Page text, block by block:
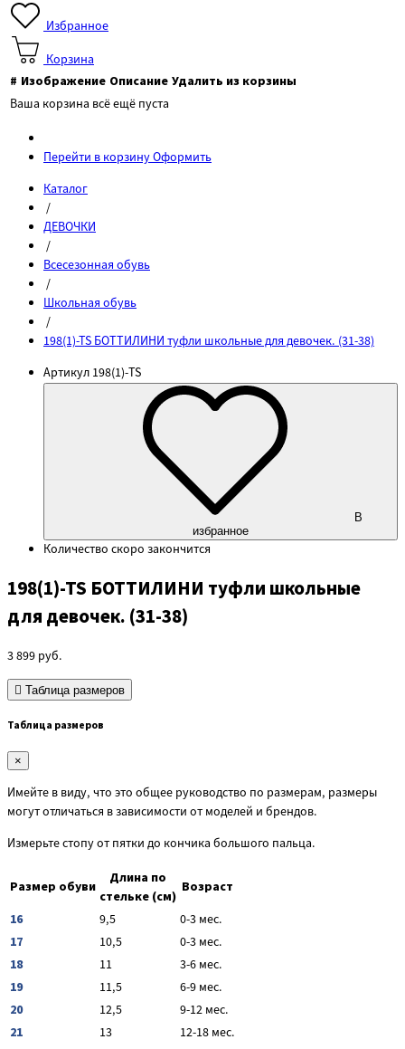
Избранное
Корзина
# Изображение Описание Удалить из корзины
Ваша корзина всё ещё пуста
Перейти в корзинуОформить
Каталог
/
ДЕВОЧКИ
/
Всесезонная обувь
/
Школьная обувь
/
198(1)-TS БОТТИЛИНИ туфли школьные для девочек. (31-38)
Артикул 198(1)-TS
В
избранное
Количество скоро закончится
198(1)-TS БОТТИЛИНИ туфли школьные
для девочек. (31-38)
3 899 руб.
Таблица размеров
Таблица размеров
×
Имейте в виду, что это общее руководство по размерам, размеры
могут отличаться в зависимости от моделей и брендов.
Измерьте стопу от пятки до кончика большого пальца.
Размер обуви
Длина по
стельке (см)
Возраст
16
9,5
0-3 мес.
17
10,5
0-3 мес.
18
11
3-6 мес.
19
11,5
6-9 мес.
20
12,5
9-12 мес.
21
13
12-18 мес.